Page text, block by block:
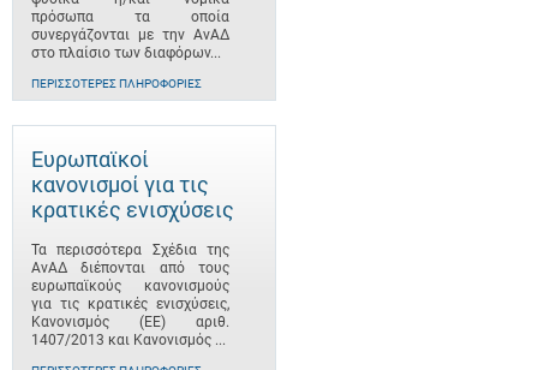
πρόσωπα τα οποία
συνεργάζονται με την ΑνΑΔ
στο πλαίσιο των διαφόρων...
ΠΕΡΙΣΣΌΤΕΡΕΣ ΠΛΗΡΟΦΟΡΊΕΣ
Ευρωπαϊκοί
κανονισμοί για τις
κρατικές ενισχύσεις
Τα περισσότερα Σχέδια της
ΑνΑΔ διέπονται από τους
ευρωπαϊκούς κανονισμούς
για τις κρατικές ενισχύσεις,
Κανονισμός (ΕΕ) αριθ.
1407/2013 και Κανονισμός ...